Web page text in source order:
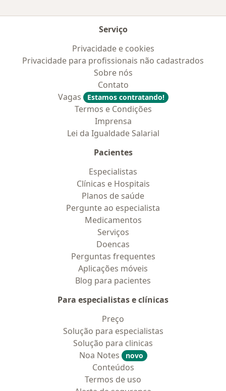
Serviço
Privacidade e cookies
Privacidade para profissionais não cadastrados
Sobre nós
Contato
Vagas
Estamos contratando!
Termos e Condições
Imprensa
Lei da Igualdade Salarial
Pacientes
Especialistas
Clínicas e Hospitais
Planos de saúde
Pergunte ao especialista
Medicamentos
Serviços
Doencas
Perguntas frequentes
Aplicações móveis
Blog para pacientes
Para especialistas e clínicas
Preço
Solução para especialistas
Solução para clinicas
Noa Notes
novo
Conteúdos
Termos de uso